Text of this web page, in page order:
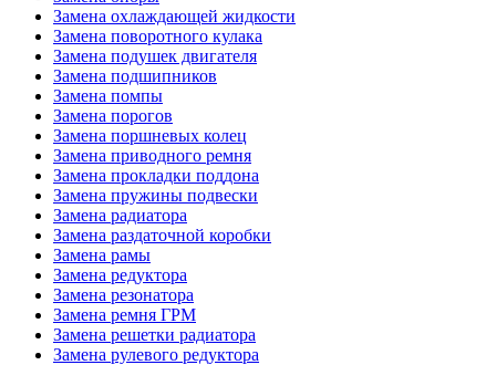
Замена охлаждающей жидкости
Замена поворотного кулака
Замена подушек двигателя
Замена подшипников
Замена помпы
Замена порогов
Замена поршневых колец
Замена приводного ремня
Замена прокладки поддона
Замена пружины подвески
Замена радиатора
Замена раздаточной коробки
Замена рамы
Замена редуктора
Замена резонатора
Замена ремня ГРМ
Замена решетки радиатора
Замена рулевого редуктора